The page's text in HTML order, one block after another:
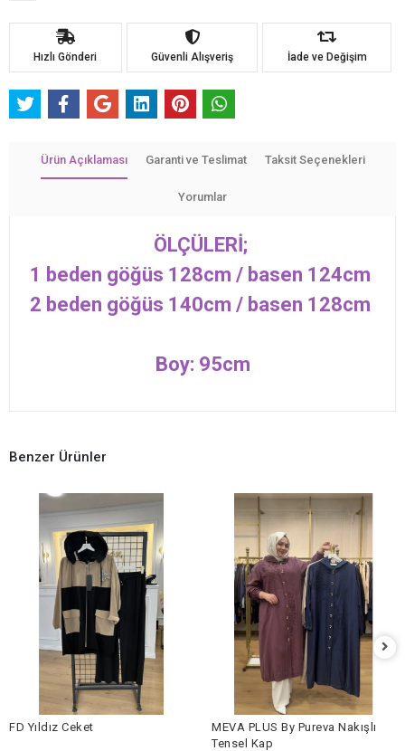
Hızlı Gönderi Güvenli Alışveriş İade ve Değişim
Ürün Açıklaması Garanti ve Teslimat Taksit Seçenekleri
Yorumlar
ÖLÇÜLERİ;
1 beden göğüs 128cm / basen 124cm
2 beden göğüs 140cm / basen 128cm
Boy: 95cm
Benzer Ürünler
FD Yıldız Ceket
MEVA PLUS By Pureva Nakışlı
Tensel Kap